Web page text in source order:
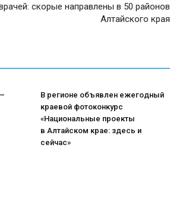
скорые направлены в 50 районов
Алтайского края
В регионе объявлен ежегодный
краевой фотоконкурс
«Национальные проекты
в Алтайском крае: здесь и
сейчас»